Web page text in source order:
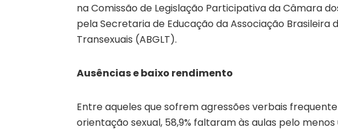
na Comissão de Legislação Participativa da Câmara
pela Secretaria de Educação da Associação Brasileira
Transexuais (ABGLT).
Ausências e baixo rendimento
Entre aqueles que sofrem agressões verbais
orientação sexual, 58,9% faltaram às aulas pelo